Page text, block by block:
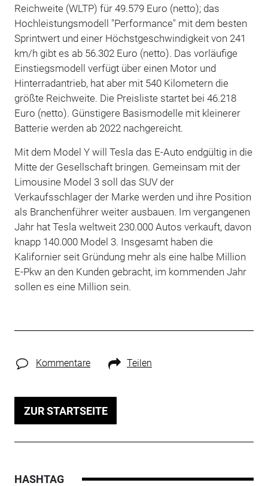
Reichweite (WLTP) für 49.579 Euro (netto); das
Hochleistungsmodell "Performance" mit dem besten
Sprintwert und einer Höchstgeschwindigkeit von 241
km/h gibt es ab 56.302 Euro (netto). Das vorläufige
Einstiegsmodell verfügt über einen Motor und
Hinterradantrieb, hat aber mit 540 Kilometern die
größte Reichweite. Die Preisliste startet bei 46.218
Euro (netto). Günstigere Basismodelle mit kleinerer
Batterie werden ab 2022 nachgereicht.
Mit dem Model Y will Tesla das E-Auto endgültig in die
Mitte der Gesellschaft bringen. Gemeinsam mit der
Limousine Model 3 soll das SUV der
Verkaufsschlager der Marke werden und ihre Position
als Branchenführer weiter ausbauen. Im vergangenen
Jahr hat Tesla weltweit 230.000 Autos verkauft, davon
knapp 140.000 Model 3. Insgesamt haben die
Kalifornier seit Gründung mehr als eine halbe Million
E-Pkw an den Kunden gebracht, im kommenden Jahr
sollen es eine Million sein.
Kommentare Teilen
ZUR STARTSEITE
HASHTAG